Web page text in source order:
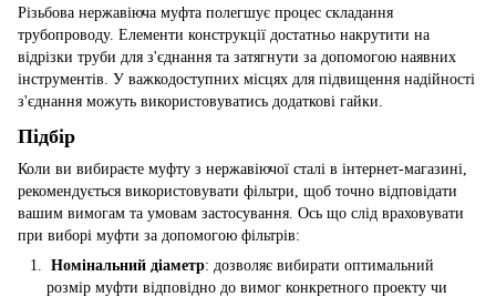
Різьбова нержавіюча муфта полегшує процес складання
трубопроводу. Елементи конструкції достатньо накрутити на
відрізки труби для з'єднання та затягнути за допомогою наявних
інструментів. У важкодоступних місцях для підвищення надійності
з'єднання можуть використовуватись додаткові гайки.
Підбір
Коли ви вибираєте муфту з нержавіючої сталі в інтернет-магазині,
рекомендується використовувати фільтри, щоб точно відповідати
вашим вимогам та умовам застосування. Ось що слід враховувати
при виборі муфти за допомогою фільтрів:
Номінальний діаметр: дозволяє вибирати оптимальний
розмір муфти відповідно до вимог конкретного проекту чи